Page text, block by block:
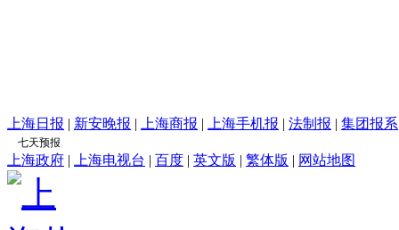
上海日报 | 新安晚报 | 上海商报 | 上海手机报 | 法制报 | 集团报系
上海政府 | 上海电视台 | 百度 | 英文版 | 繁体版 | 网站地图